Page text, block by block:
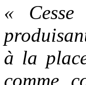
«
à la
comme